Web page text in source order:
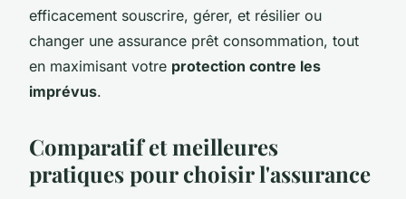
efficacement souscrire, gérer, et résilier ou
changer une assurance prêt consommation, tout
en maximisant votre protection contre les
imprévus.
Comparatif et meilleures
pratiques pour choisir l'assurance